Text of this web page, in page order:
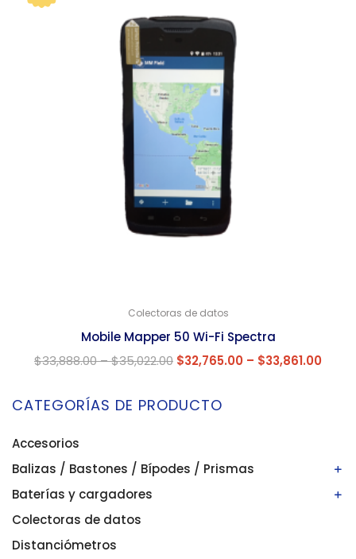
Colectoras de datos
Mobile Mapper 50 Wi-Fi Spectra
$33,888.00–$35,022.00 $32,765.00 – $33,861.00
CATEGORÍAS DE PRODUCTO
Accesorios
Balizas / Bastones / Bípodes / Prismas
Bastones/balizas
Bípodes
Prismas
Baterías y cargadores
Baterías
Cargadores
Colectoras de datos
Distanciómetros